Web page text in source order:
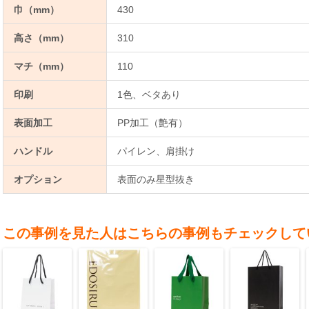
巾（mm） 430
高さ（mm） 310
マチ（mm） 110
印刷 1色、ベタあり
表面加工 PP加工（艶有）
ハンドル パイレン、肩掛け
オプション 表面のみ星型抜き
この事例を見た人はこちらの事例もチェックし